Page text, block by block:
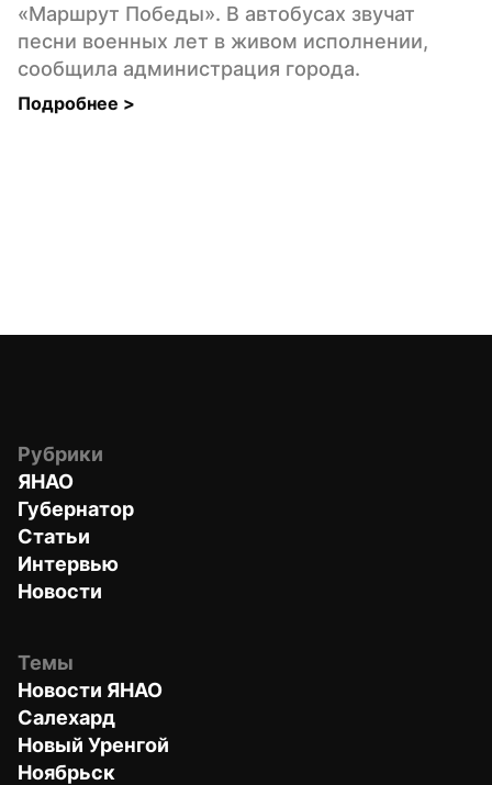
«Маршрут Победы». В автобусах звучат
песни военных лет в живом исполнении,
сообщила администрация города.
Подробнее >
Рубрики
ЯНАО
Губернатор
Статьи
Интервью
Новости
Темы
Новости ЯНАО
Салехард
Новый Уренгой
Ноябрьск